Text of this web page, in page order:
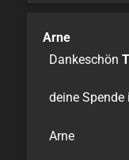
Arne
Dankeschön
deine
Arne